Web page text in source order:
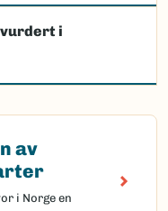
i
av
i Norge en
arter